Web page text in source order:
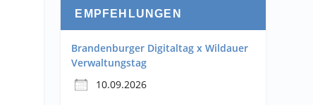
EMPFEHLUNGEN
Brandenburger Digitaltag x Wildauer
Verwaltungstag
10.09.2026